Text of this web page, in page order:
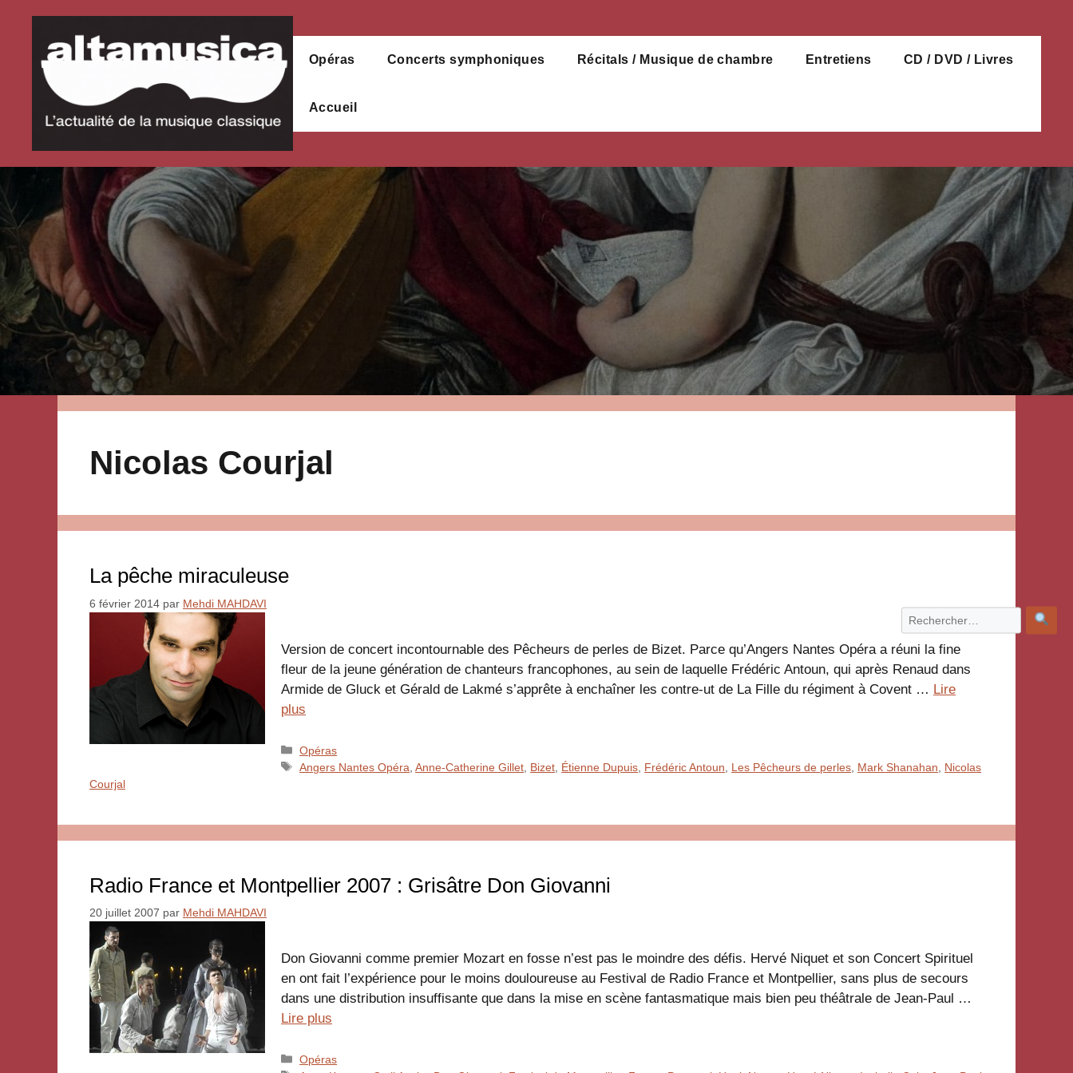
Opéras Concerts symphoniques Récitals / Musique de chambre Entretiens CD / DVD / Livres
Accueil
Nicolas Courjal
La pêche miraculeuse
6 février 2014 par Mehdi MAHDAVI
Version de concert incontournable des Pêcheurs de perles de Bizet. Parce qu’Angers Nantes Opéra a réuni la fine
fleur de la jeune génération de chanteurs francophones, au sein de laquelle Frédéric Antoun, qui après Renaud dans
Armide de Gluck et Gérald de Lakmé s’apprête à enchaîner les contre-ut de La Fille du régiment à Covent … Lire
plus
Catégories
Opéras
Étiquettes
Angers Nantes Opéra ,Anne-Catherine Gillet Bizet Étienne Dupuis Frédéric Antoun Les Pêcheurs de perles Mark Shanahan
Nicolas
Courjal
Radio France et Montpellier 2007 : Grisâtre Don Giovanni
20 juillet 2007 par Mehdi MAHDAVI
Don Giovanni comme premier Mozart en fosse n’est pas le moindre des défis. Hervé Niquet et son Concert Spirituel
en ont fait l’expérience pour le moins douloureuse au Festival de Radio France et Montpellier, sans plus de secours
dans une distribution insuffisante que dans la mise en scène fantasmatique mais bien peu théâtrale de Jean-Paul …
Lire plus
Catégories
Opéras